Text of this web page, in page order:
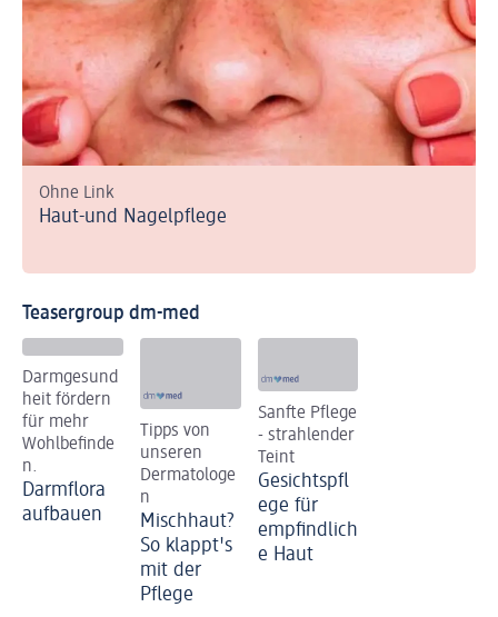
Ohne Link
Haut-und Nagelpflege
Teasergroup dm-med
Darmgesund
heit fördern
für mehr
Wohlbefinde
n.
Darmflora
aufbauen
Tipps von
unseren
Dermatologe
n
Mischhaut?
So klappt's
mit der
Pflege
Sanfte Pflege
- strahlender
Teint
Gesichtspfl
ege für
empfindlich
e Haut